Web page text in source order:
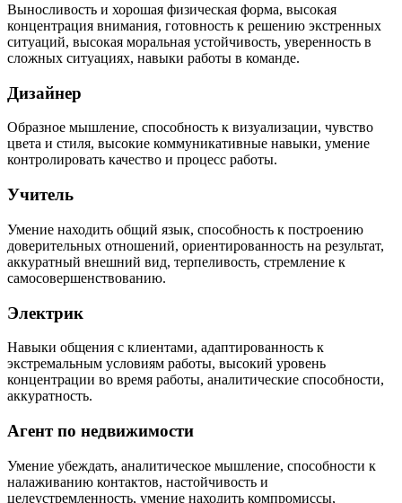
Выносливость и хорошая физическая форма, высокая
концентрация внимания, готовность к решению экстренных
ситуаций, высокая моральная устойчивость, уверенность в
сложных ситуациях, навыки работы в команде.
Дизайнер
Образное мышление, способность к визуализации, чувство
цвета и стиля, высокие коммуникативные навыки, умение
контролировать качество и процесс работы.
Учитель
Умение находить общий язык, способность к построению
доверительных отношений, ориентированность на результат,
аккуратный внешний вид, терпеливость, стремление к
самосовершенствованию.
Электрик
Навыки общения с клиентами, адаптированность к
экстремальным условиям работы, высокий уровень
концентрации во время работы, аналитические способности,
аккуратность.
Агент по недвижимости
Умение убеждать, аналитическое мышление, способности к
налаживанию контактов, настойчивость и
целеустремленность, умение находить компромиссы,